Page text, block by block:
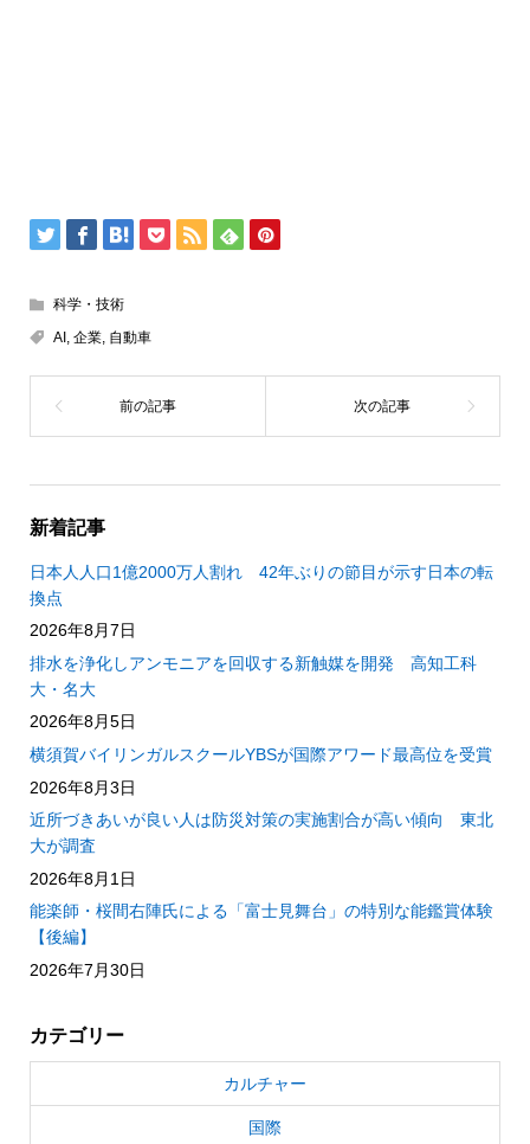
科学・技術
AI, 企業, 自動車
新着記事
日本人人口1億2000万人割れ 42年ぶりの節目が示す日本の転
換点
2026年8月7日
排水を浄化しアンモニアを回収する新触媒を開発 高知工科
大・名大
2026年8月5日
横須賀バイリンガルスクールYBSが国際アワード最高位を受賞
2026年8月3日
近所づきあいが良い人は防災対策の実施割合が高い傾向 東北
大が調査
2026年8月1日
能楽師・桜間右陣氏による「富士見舞台」の特別な能鑑賞体験
【後編】
2026年7月30日
カテゴリー
カルチャー
国際